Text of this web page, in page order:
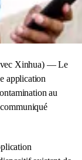
Xinhua) — Le
application
au